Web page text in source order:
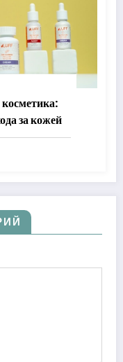
за кожей